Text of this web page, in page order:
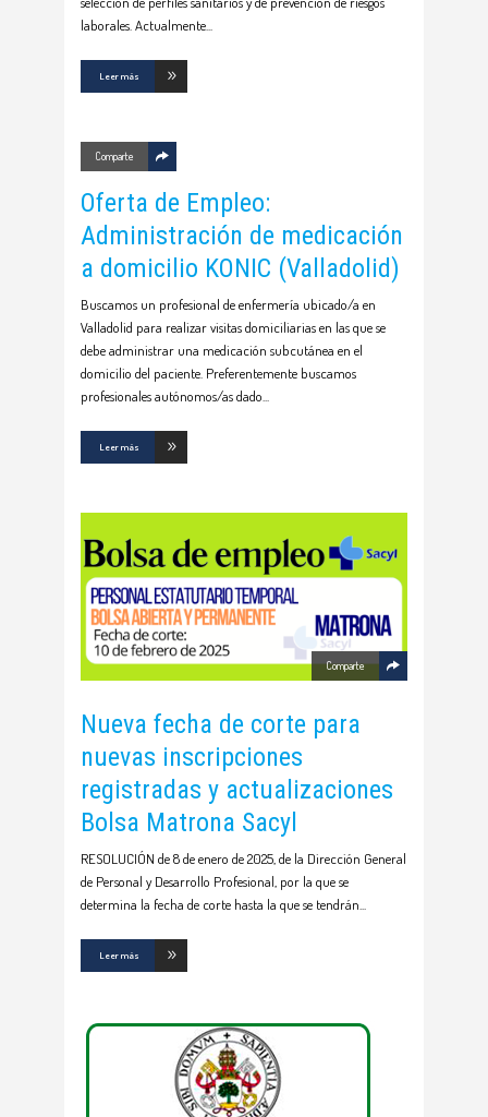
laborales. Actualmente
Leer más
Comparte
Oferta de Empleo:
Administración de medicación
a domicilio KONIC (Valladolid)
Buscamos un profesional de enfermería ubicado/a en
Valladolid para realizar visitas domiciliarias en las que se
debe administrar una medicación subcutánea en el
domicilio del paciente. Preferentemente buscamos
profesionales autónomos/as dado
Leer más
Comparte
Nueva fecha de corte para
nuevas inscripciones
registradas y actualizaciones
Bolsa Matrona Sacyl
RESOLUCIÓN de 8 de enero de 2025, de la Dirección General
de Personal y Desarrollo Profesional, por la que se
determina la fecha de corte hasta la que se tendrán
Leer más